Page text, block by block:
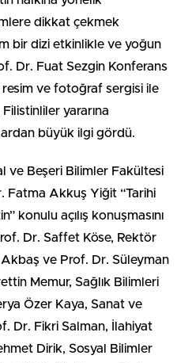
dikkat çekmek
bir dizi etkinlikle ve yoğun
Dr. Fuat Sezgin Konferans
resim ve fotoğraf sergisi ile
Filistinliler yararına
büyük ilgi gördü.
ve Beşeri Bilimler Fakültesi
Fatma Akkuş Yiğit “Tarihi
konulu açılış konuşmasını
Dr. Saffet Köse, Rektör
Akbaş ve Prof. Dr. Süleyman
Memur, Sağlık Bilimleri
Özer Kaya, Sanat ve
Dr. Fikri Salman, İlahiyat
Dirik, Sosyal Bilimler